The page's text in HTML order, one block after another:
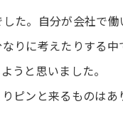
た。自分が会社で
りに考えたりする
うと思いました。
ピンと来るものはあ